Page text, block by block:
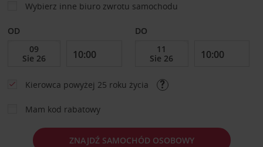
Wybierz inne biuro zwrotu samochodu
OD DO
Kierowca powyżej 25 roku życia
Mam kod rabatowy
ZNAJDŹ SAMOCHÓD OSOBOWY